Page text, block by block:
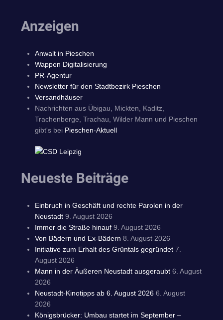
Anzeigen
Anwalt in Pieschen
Wappen Digitalisierung
PR-Agentur
Newsletter für den Stadtbezirk Pieschen
Versandhäuser
Nachrichten aus Übigau, Mickten, Kaditz,
Trachenberge, Trachau, Wilder Mann und Pieschen
gibt's bei Pieschen-Aktuell
Neueste Beiträge
Einbruch in Geschäft und rechte Parolen in der
Neustadt 9. August 2026
Immer die Straße hinauf 9. August 2026
Von Bädern und Ex-Bädern 8. August 2026
Initiative zum Erhalt des Grüntals gegründet 7.
August 2026
Mann in der Äußeren Neustadt ausgeraubt 6. August
2026
Neustadt-Kinotipps ab 6. August 2026 6. August
2026
Königsbrücker: Umbau startet im September –